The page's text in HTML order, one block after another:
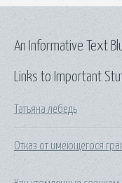
Links to Important
Татьяна лебедь
Отказ от имеющегося
An Informative Text